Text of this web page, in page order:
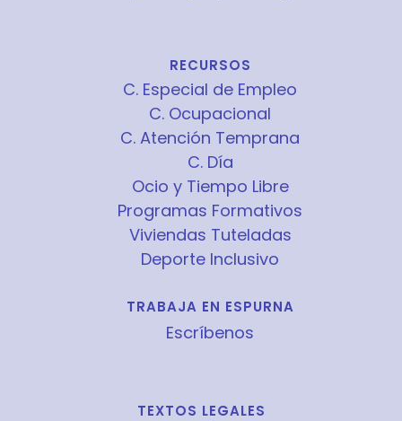
RECURSOS
C. Especial de Empleo
C. Ocupacional
C. Atención Temprana
C. Día
Ocio y Tiempo Libre
Programas Formativos
Viviendas Tuteladas
Deporte Inclusivo
TRABAJA EN ESPURNA
Escríbenos
TEXTOS LEGALES